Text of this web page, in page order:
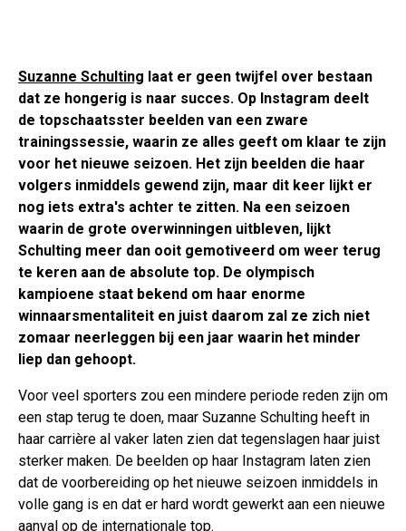
Suzanne Schulting laat er geen twijfel over bestaan
dat ze hongerig is naar succes. Op Instagram deelt
de topschaatsster beelden van een zware
trainingssessie, waarin ze alles geeft om klaar te zijn
voor het nieuwe seizoen. Het zijn beelden die haar
volgers inmiddels gewend zijn, maar dit keer lijkt er
nog iets extra's achter te zitten. Na een seizoen
waarin de grote overwinningen uitbleven, lijkt
Schulting meer dan ooit gemotiveerd om weer terug
te keren aan de absolute top. De olympisch
kampioene staat bekend om haar enorme
winnaarsmentaliteit en juist daarom zal ze zich niet
zomaar neerleggen bij een jaar waarin het minder
liep dan gehoopt.
Voor veel sporters zou een mindere periode reden zijn om
een stap terug te doen, maar Suzanne Schulting heeft in
haar carrière al vaker laten zien dat tegenslagen haar juist
sterker maken. De beelden op haar Instagram laten zien
dat de voorbereiding op het nieuwe seizoen inmiddels in
volle gang is en dat er hard wordt gewerkt aan een nieuwe
aanval op de internationale top.